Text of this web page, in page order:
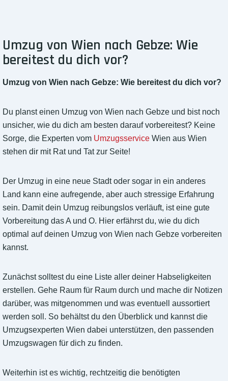
Umzug von Wien nach Gebze: Wie
bereitest du dich vor?
Umzug von Wien nach Gebze: Wie bereitest du dich vor?
Du planst einen Umzug von Wien nach Gebze und bist noch
unsicher, wie du dich am besten darauf vorbereitest? Keine
Sorge, die Experten vom Umzugsservice Wien aus Wien
stehen dir mit Rat und Tat zur Seite!
Der Umzug in eine neue Stadt oder sogar in ein anderes
Land kann eine aufregende, aber auch stressige Erfahrung
sein. Damit dein Umzug reibungslos verläuft, ist eine gute
Vorbereitung das A und O. Hier erfährst du, wie du dich
optimal auf deinen Umzug von Wien nach Gebze vorbereiten
kannst.
Zunächst solltest du eine Liste aller deiner Habseligkeiten
erstellen. Gehe Raum für Raum durch und mache dir Notizen
darüber, was mitgenommen und was eventuell aussortiert
werden soll. So behältst du den Überblick und kannst die
Umzugsexperten Wien dabei unterstützen, den passenden
Umzugswagen für dich zu finden.
Weiterhin ist es wichtig, rechtzeitig die benötigten